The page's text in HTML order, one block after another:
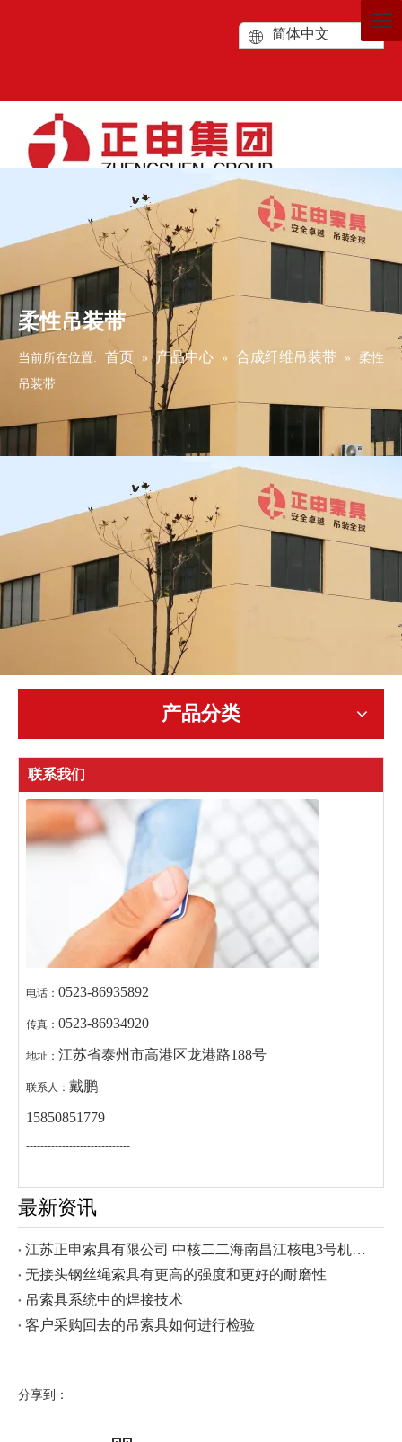
简体中文
柔性吊装带
当前所在位置: 首页 » 产品中心 » 合成纤维吊装带 »
柔性
吊装带
产品分类
联系我们
电话： 0523-86935892
传真： 0523-86934920
地址： 江苏省泰州市高港区龙港路188号
联系人： 戴鹏
15850851779
-----------------------------
最新资讯
江苏正申索具有限公司 中核二二海南昌江核电3号机组钢衬里模块一成功吊装
无接头钢丝绳索具有更高的强度和更好的耐磨性
吊索具系统中的焊接技术
客户采购回去的吊索具如何进行检验
分享到：